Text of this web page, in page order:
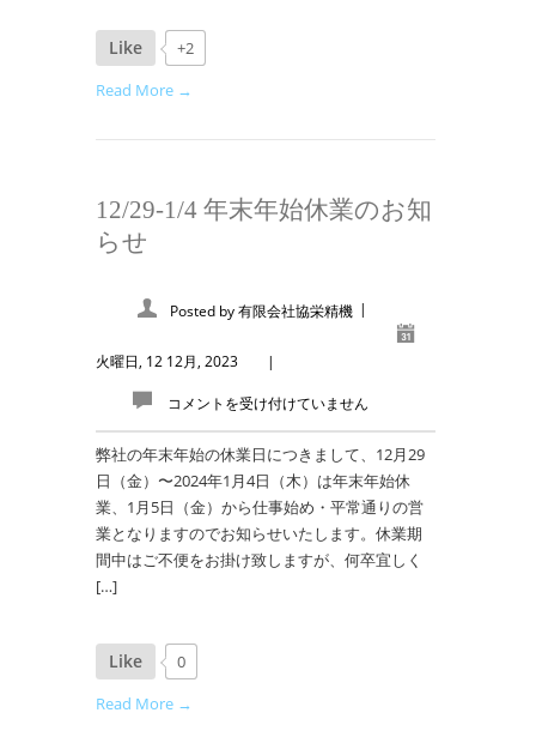
Like
+2
Read More →
12/29-1/4 年末年始休業のお知
らせ
Posted by有限会社協栄精機 |
火曜日, 12 12月, 2023 |
コメントを受け付けていません
弊社の年末年始の休業日につきまして、12月29
日（金）〜2024年1月4日（木）は年末年始休
業、1月5日（金）から仕事始め・平常通りの営
業となりますのでお知らせいたします。休業期
間中はご不便をお掛け致しますが、何卒宜しく
[…]
Like
0
Read More →